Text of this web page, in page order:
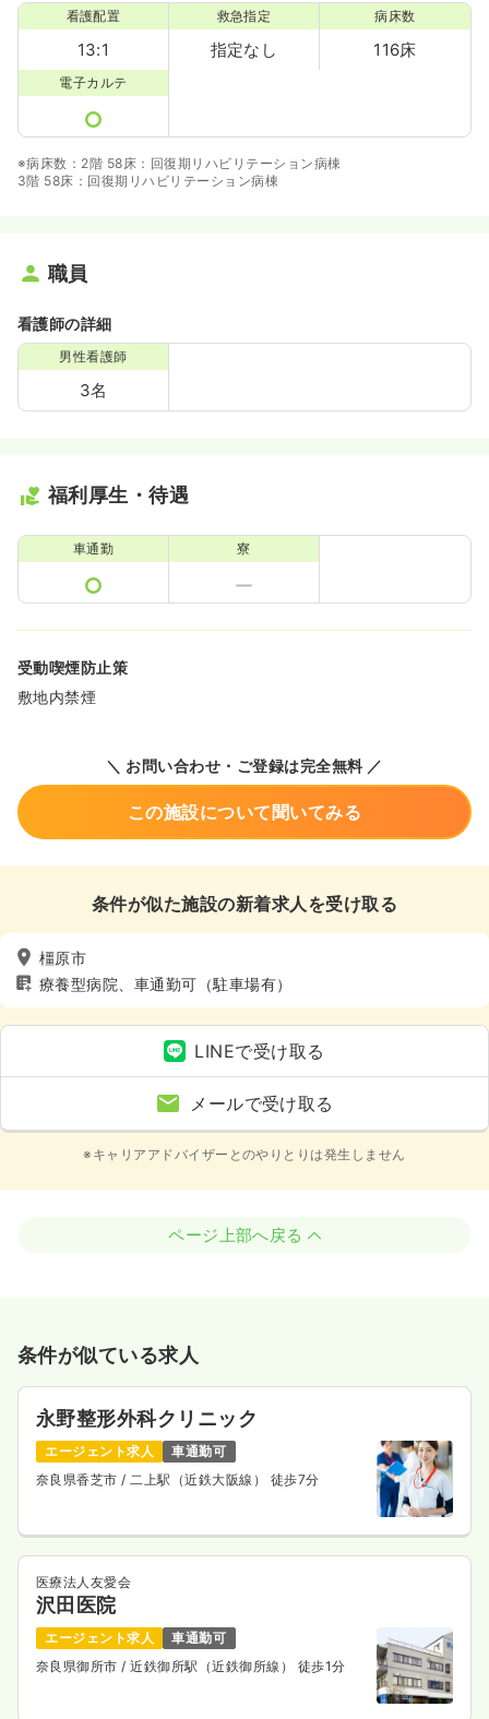
看護配置
13:1
救急指定
指定なし
病床数
116床
電子カルテ
※病床数：2階 58床：回復期リハビリテーション病棟
3階 58床：回復期リハビリテーション病棟
職員
看護師の詳細
男性看護師
3名
福利厚生・待遇
車通勤 寮
受動喫煙防止策
敷地内禁煙
＼ お問い合わせ・ご登録は完全無料 ／
この施設について聞いてみる
条件が似た施設の新着求人を受け取る
橿原市
療養型病院、車通勤可（駐車場有）
LINEで受け取る
メールで受け取る
※キャリアアドバイザーとのやりとりは発生しません
ページ上部へ戻る
条件が似ている求人
永野整形外科クリニック
エージェント求人
車通勤可
奈良県香芝市/ 二上駅（近鉄大阪線） 徒歩7分
医療法人友愛会
沢田医院
エージェント求人
車通勤可
奈良県御所市/ 近鉄御所駅（近鉄御所線） 徒歩1分